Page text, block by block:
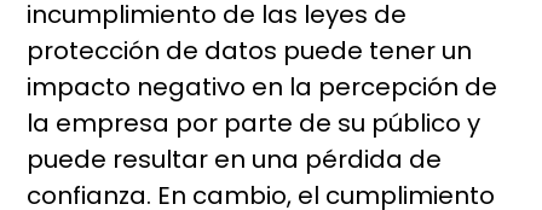
incumplimiento de las leyes de
protección de datos puede tener un
impacto negativo en la percepción de
la empresa por parte de su público y
puede resultar en una pérdida de
confianza. En cambio, el cumplimiento